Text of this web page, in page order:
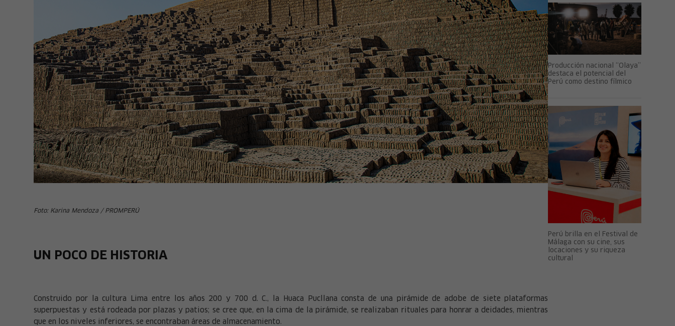
Foto: Karina Mendoza / PROMPERÚ
UN POCO DE HISTORIA
Construido por la cultura Lima entre los años 200 y 700 d. C., la Huaca Pucllana consta de una pirámide de adobe de siete plataformas
superpuestas y está rodeada por plazas y patios; se cree que, en la cima de la pirámide, se realizaban rituales para honrar a deidades, mientras
que en los niveles inferiores, se encontraban áreas de almacenamiento.
Producción nacional “Olaya”
destaca el potencial del
Perú como destino fílmico
Perú brilla en el Festival de
Málaga con su cine, sus
locaciones y su riqueza
cultural